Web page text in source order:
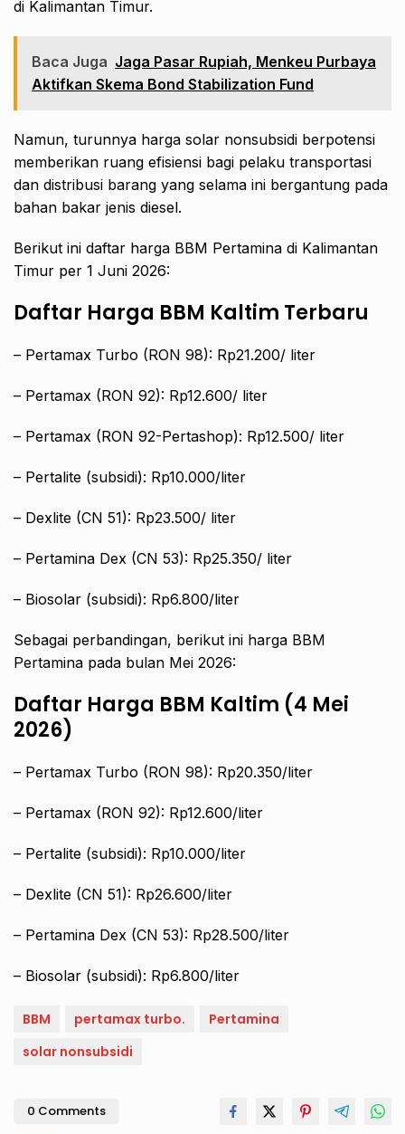
di Kalimantan Timur.
Baca Juga Jaga Pasar Rupiah, Menkeu Purbaya
Aktifkan Skema Bond Stabilization Fund
Namun, turunnya harga solar nonsubsidi berpotensi
memberikan ruang efisiensi bagi pelaku transportasi
dan distribusi barang yang selama ini bergantung pada
bahan bakar jenis diesel.
Berikut ini daftar harga BBM Pertamina di Kalimantan
Timur per 1 Juni 2026:
Daftar Harga BBM Kaltim Terbaru
– Pertamax Turbo (RON 98): Rp21.200/ liter
– Pertamax (RON 92): Rp12.600/ liter
– Pertamax (RON 92-Pertashop): Rp12.500/ liter
– Pertalite (subsidi): Rp10.000/liter
– Dexlite (CN 51): Rp23.500/ liter
– Pertamina Dex (CN 53): Rp25.350/ liter
– Biosolar (subsidi): Rp6.800/liter
Sebagai perbandingan, berikut ini harga BBM
Pertamina pada bulan Mei 2026:
Daftar Harga BBM Kaltim (4 Mei
2026)
– Pertamax Turbo (RON 98): Rp20.350/liter
– Pertamax (RON 92): Rp12.600/liter
– Pertalite (subsidi): Rp10.000/liter
– Dexlite (CN 51): Rp26.600/liter
– Pertamina Dex (CN 53): Rp28.500/liter
– Biosolar (subsidi): Rp6.800/liter
BBM pertamax turbo.
Pertamina
solar nonsubsidi
0 Comments